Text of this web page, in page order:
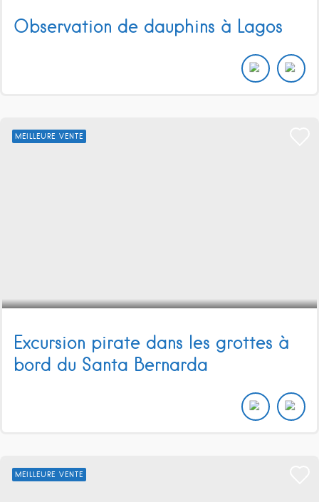
Observation de dauphins à Lagos
MEILLEURE VENTE
Excursion pirate dans les grottes à
bord du Santa Bernarda
MEILLEURE VENTE